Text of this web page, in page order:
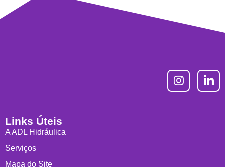
Links Úteis
A ADL Hidráulica
Serviços
Mapa do Site